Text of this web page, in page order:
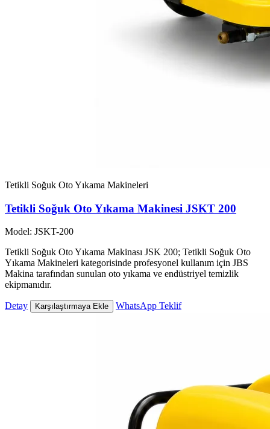
Tetikli Soğuk Oto Yıkama Makineleri
Tetikli Soğuk Oto Yıkama Makinesi JSKT 200
Model: JSKT-200
Tetikli Soğuk Oto Yıkama Makinası JSK 200; Tetikli Soğuk Oto
Yıkama Makineleri kategorisinde profesyonel kullanım için JBS
Makina tarafından sunulan oto yıkama ve endüstriyel temizlik
ekipmanıdır.
Detay Karşılaştırmaya Ekle WhatsApp Teklif